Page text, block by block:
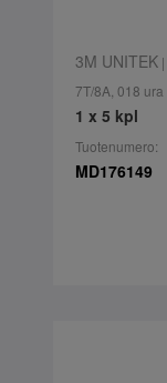
3M UNITEK|
7T/8A, 018 ura
1 x 5 kpl
Tuotenumero:
MD176149